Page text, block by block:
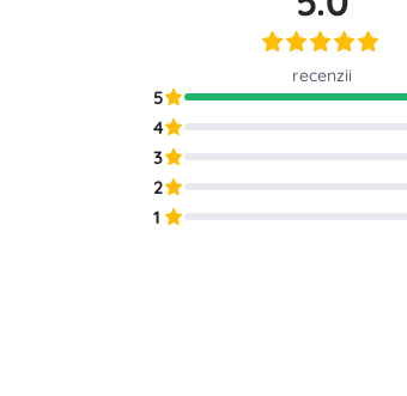
recenzii
5
4
3
2
1